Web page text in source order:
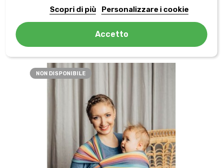
Prezzo
80,00 €
aggiungi al carrello
NON DISPONIBILE
Scopri di più Personalizzare i cookie
Accetto